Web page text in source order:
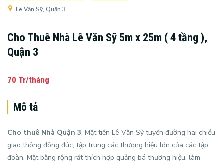
Lê Văn Sỹ, Quận 3
Cho Thuê Nhà Lê Văn Sỹ 5m x 25m ( 4 tầng ),
Quận 3
70 Tr/tháng
Mô tả
Cho thuê Nhà Quận 3, Mặt tiền Lê Văn Sỹ tuyến đường hai chiều
giao thông đông đúc, tập trung các thương hiệu lớn của các tập
đoàn. Mặt bằng rộng rất thích hợp quảng bá thương hiệu, làm